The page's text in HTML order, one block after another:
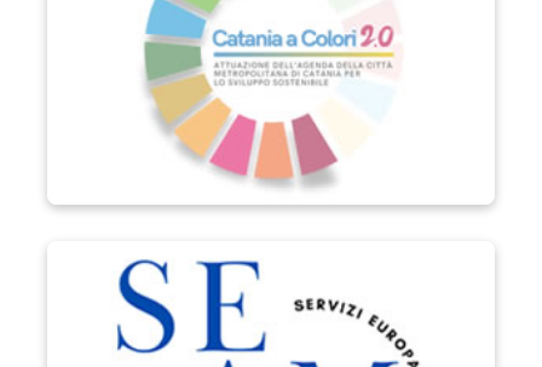
Progetto SEAM